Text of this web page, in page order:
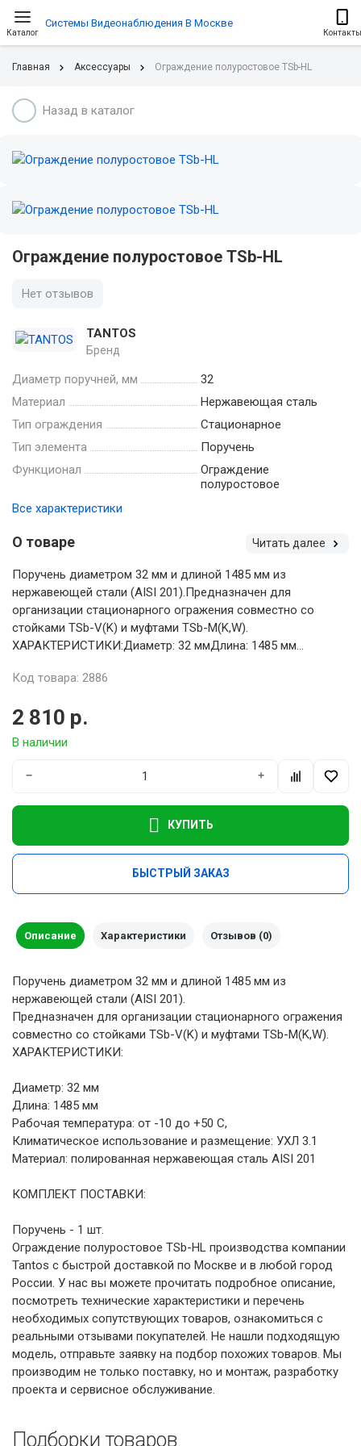
Каталог
Системы Видеонаблюдения В Москве
Контакты
Главная Аксессуары Ограждение полуростовое TSb-HL
Назад в каталог
Ограждение полуростовое TSb-HL
Нет отзывов
TANTOS
Бренд
Диаметр поручней, мм
32
Материал
Нержавеющая сталь
Тип ограждения
Стационарное
Тип элемента
Поручень
Функционал
Ограждение
полуростовое
Все характеристики
О товаре Читать далее
Поручень диаметром 32 мм и длиной 1485 мм из
нержавеющей стали (AISI 201).Предназначен для
организации стационарного огражения совместно со
стойками TSb-V(K) и муфтами TSb-M(K,W).
ХАРАКТЕРИСТИКИ:Диаметр: 32 ммДлина: 1485 мм...
Код товара: 2886
2 810 р.
В наличии
− +
КУПИТЬ
БЫСТРЫЙ ЗАКАЗ
Описание Характеристики Отзывов (0)
Поручень диаметром 32 мм и длиной 1485 мм из
нержавеющей стали (AISI 201).
Предназначен для организации стационарного огражения
совместно со стойками TSb-V(K) и муфтами TSb-M(K,W).
ХАРАКТЕРИСТИКИ:
Диаметр: 32 мм
Длина: 1485 мм
Рабочая температура: от -10 до +50 С,
Климатическое использование и размещение: УХЛ 3.1
Материал: полированная нержавеющая сталь AISI 201
КОМПЛЕКТ ПОСТАВКИ:
Поручень - 1 шт.
Ограждение полуростовое TSb-HL производства компании
Tantos с быстрой доставкой по Москве и в любой город
России. У нас вы можете прочитать подробное описание,
посмотреть технические характеристики и перечень
необходимых сопутствующих товаров, ознакомиться с
реальными отзывами покупателей. Не нашли подходящую
модель, отправьте заявку на подбор похожих товаров. Мы
производим не только поставку, но и монтаж, разработку
проекта и сервисное обслуживание.
Подборки товаров